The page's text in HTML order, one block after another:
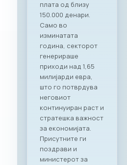
а се среќава со
вистинските
соработници. Со
Ragusa Group како
наш патрон
партнер, членките
на МАСИТ добиваат
моќен сојузник кој
гарантира
беспрекорна
организација и
поддршка за сите
идни корпоративни
активности,“ велат
од комората. „Ни
претставува